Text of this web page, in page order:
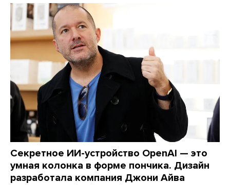
Секретное ИИ-устройство OpenAI — это
умная колонка в форме пончика. Дизайн
разработала компания Джони Айва